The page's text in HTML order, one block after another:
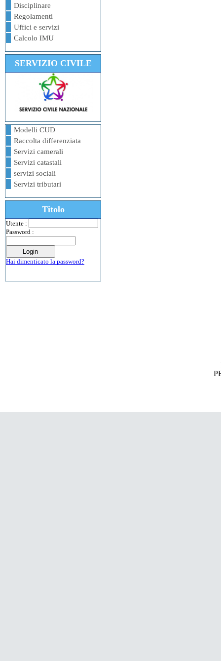
Disciplinare
Regolamenti
Uffici e servizi
Calcolo IMU
SERVIZIO CIVILE
Modelli CUD
Raccolta differenziata
Servizi camerali
Servizi catastali
servizi sociali
Servizi tributari
Titolo
Utente :
Password :
Hai dimenticato la password?